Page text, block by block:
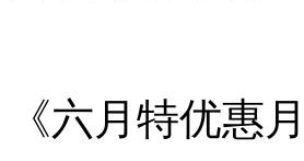
《六月特优惠